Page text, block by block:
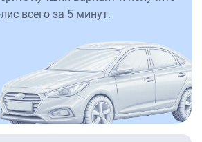
всего за 5 минут.